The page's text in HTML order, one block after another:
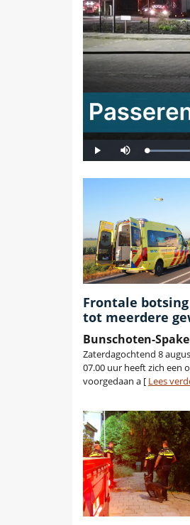
Frontale
tot meerdere
Bunschoten-
Zaterdagochtend 8
07.00 uur heeft zich een
voorgedaan a [ Lees